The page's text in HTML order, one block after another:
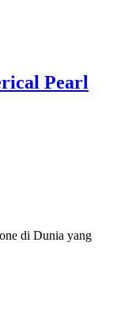
Pearl
di Dunia yang